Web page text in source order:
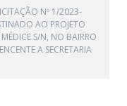
Nº 1/2023-
AO PROJETO
S/N, NO BAIRRO
A SECRETARIA